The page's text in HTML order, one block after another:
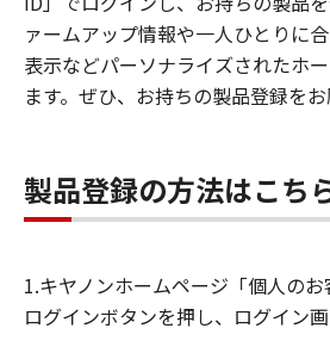
ァームアップ情報や一人ひとりに
表示などパーソナライズされたホ
ます。ぜひ、お持ちの製品登録をお
製品登録の方法はこち
1.キヤノンホームページ「個人の
ログインボタンを押し、ログイン